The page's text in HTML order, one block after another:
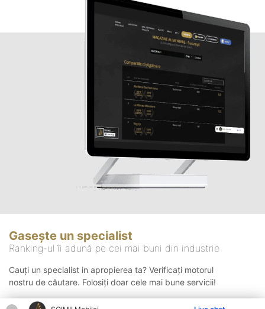
Gasește un specialist
Ranking-ul îi adună pe cei mai buni din industrie
Cauți un specialist in apropierea ta? Verificați motorul
nostru de căutare. Folosiți doar cele mai bune servicii!